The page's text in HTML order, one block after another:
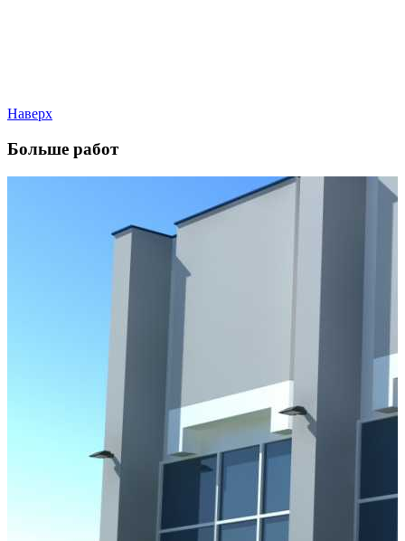
Наверх
Больше работ